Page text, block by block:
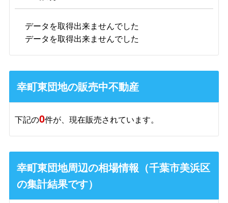
データを取得出来ませんでした
データを取得出来ませんでした
幸町東団地の販売中不動産
下記の0件が、現在販売されています。
幸町東団地周辺の相場情報（千葉市美浜区
の集計結果です）